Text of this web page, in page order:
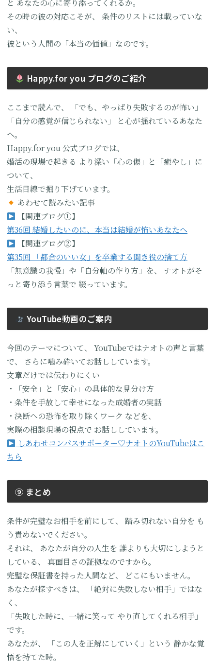
と あなたの心に寄り添ってくれるか。
その時の彼の対応こそが、
条件のリストには載っていな
い、
彼という人間の「本当の価値」なのです。
Happy.for you ブログのご紹介
ここまで読んで、
「でも、やっぱり失敗するのが怖い」
「自分の感覚が信じられない」
と心が揺れているあなた
へ。
Happy.for you 公式ブログでは、
婚活の現場で起きる より深い「心の傷」と「癒やし」に
ついて、
生活目線で掘り下げています。
あわせて読みたい記事
【関連ブログ①】
第36回 結婚したいのに、本当は結婚が怖いあなたへ
【関連ブログ②】
第35回 「都合のいい女」を卒業する聞き役の捨て方
「無意識の我慢」や「自分軸の作り方」を、
ナオトがそ
っと寄り添う言葉で 綴っています。
YouTube動画のご案内
今回のテーマについて、
YouTubeではナオトの声と言葉
で、
さらに噛み砕いてお話ししています。
文章だけでは伝わりにくい
・「安全」と「安心」の具体的な見分け方
・条件を手放して幸せになった成婚者の実話
・決断への恐怖を取り除くワーク などを、
実際の相談現場の視点で お話ししています。
しあわせコンパスサポーター♡ナオトのYouTubeはこ
ちら
⑨ まとめ
条件が完璧なお相手を前にして、 踏み切れない自分を も
う責めないでください。
それは、
あなたが自分の人生を 誰よりも大切にしようと
している、
真面目さの証拠なのですから。
完璧な保証書を持った人間など、
どこにもいません。
あなたが探すべきは、
「絶対に失敗しない相手」ではな
く、
「失敗した時に、一緒に笑って やり直してくれる相手」
です。
あなたが、
「この人を正解にしていく」という 静かな覚
悟を持てた時。